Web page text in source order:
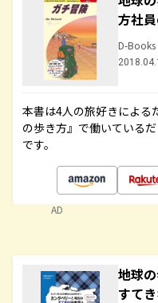
方社
D-Books
本書は4人の旅好きによる
の歩き方』で働いている
です。
AD
地球
すて